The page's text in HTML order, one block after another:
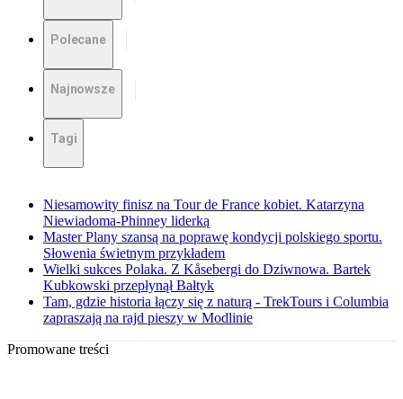
Polecane
Najnowsze
Tagi
Niesamowity finisz na Tour de France kobiet. Katarzyna
Niewiadoma-Phinney liderką
Master Plany szansą na poprawę kondycji polskiego sportu.
Słowenia świetnym przykładem
Wielki sukces Polaka. Z Kåsebergi do Dziwnowa. Bartek
Kubkowski przepłynął Bałtyk
Tam, gdzie historia łączy się z naturą - TrekTours i Columbia
zapraszają na rajd pieszy w Modlinie
Promowane treści